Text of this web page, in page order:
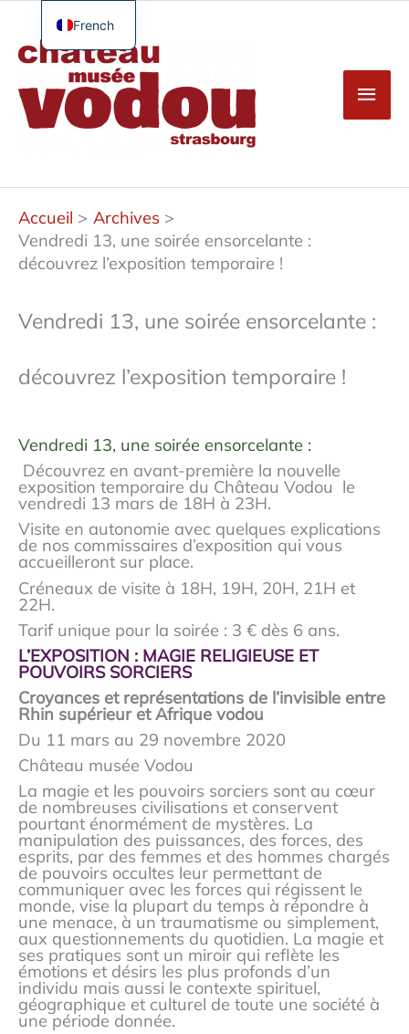
Aller
contenu
Accueil
Archives
Vendredi 13, une soirée ensorcelante :
découvrez l’exposition temporaire !
Vendredi 13, une soirée ensorcelante :
découvrez l’exposition temporaire !
Vendredi 13, une soirée ensorcelante :
Découvrez en avant-première la nouvelle
exposition temporaire du Château Vodou le
vendredi 13 mars de 18H à 23H.
Visite en autonomie avec quelques explications
de nos commissaires d’exposition qui vous
accueilleront sur place.
Créneaux de visite à 18H, 19H, 20H, 21H et
22H.
Tarif unique pour la soirée : 3 € dès 6 ans.
L’EXPOSITION : MAGIE RELIGIEUSE ET
POUVOIRS SORCIERS
Croyances et représentations de l’invisible entre
Rhin supérieur et Afrique vodou
Du 11 mars au 29 novembre 2020
Château musée Vodou
La magie et les pouvoirs sorciers sont au cœur
de nombreuses civilisations et conservent
pourtant énormément de mystères. La
manipulation des puissances, des forces, des
esprits, par des femmes et des hommes chargés
de pouvoirs occultes leur permettant de
communiquer avec les forces qui régissent le
monde, vise la plupart du temps à répondre à
une menace, à un traumatisme ou simplement,
aux questionnements du quotidien. La magie et
ses pratiques sont un miroir qui reflète les
émotions et désirs les plus profonds d’un
individu mais aussi le contexte spirituel,
géographique et culturel de toute une société à
une période donnée.
French
English
German
Spanish